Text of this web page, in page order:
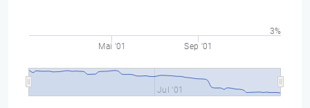
Mai '01 Sep '01
Jul '01
3%